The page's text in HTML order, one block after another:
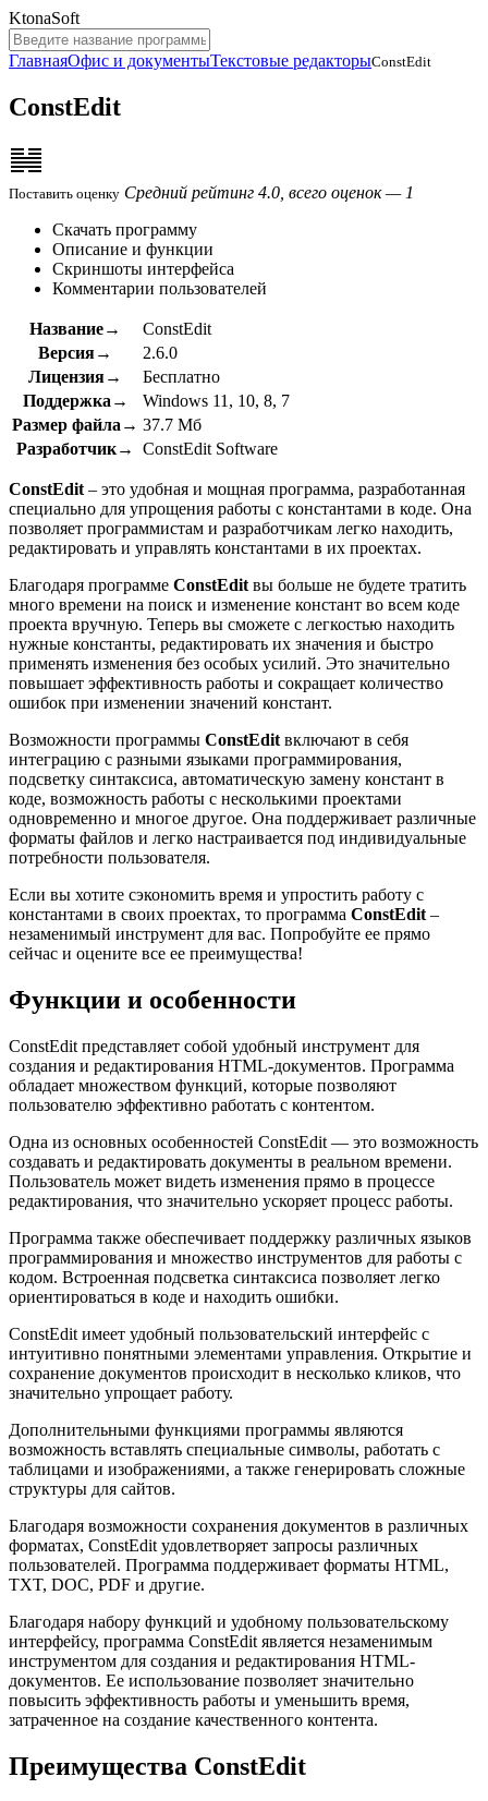
KtonaSoft
ГлавнаяОфис и документыТекстовые редакторыConstEdit
ConstEdit
Поставить оценку Средний рейтинг 4.0, всего оценок — 1
Скачать программу
Описание и функции
Скриншоты интерфейса
Комментарии пользователей
Название→
ConstEdit
Версия→
2.6.0
Лицензия→
Бесплатно
Поддержка→
Windows 11, 10, 8, 7
Размер файла→ 37.7 Мб
Разработчик→
ConstEdit Software
ConstEdit – это удобная и мощная программа, разработанная
специально для упрощения работы с константами в коде. Она
позволяет программистам и разработчикам легко находить,
редактировать и управлять константами в их проектах.
Благодаря программе ConstEdit вы больше не будете тратить
много времени на поиск и изменение констант во всем коде
проекта вручную. Теперь вы сможете с легкостью находить
нужные константы, редактировать их значения и быстро
применять изменения без особых усилий. Это значительно
повышает эффективность работы и сокращает количество
ошибок при изменении значений констант.
Возможности программы ConstEdit включают в себя
интеграцию с разными языками программирования,
подсветку синтаксиса, автоматическую замену констант в
коде, возможность работы с несколькими проектами
одновременно и многое другое. Она поддерживает различные
форматы файлов и легко настраивается под индивидуальные
потребности пользователя.
Если вы хотите сэкономить время и упростить работу с
константами в своих проектах, то программа ConstEdit –
незаменимый инструмент для вас. Попробуйте ее прямо
сейчас и оцените все ее преимущества!
Функции и особенности
ConstEdit представляет собой удобный инструмент для
создания и редактирования HTML-документов. Программа
обладает множеством функций, которые позволяют
пользователю эффективно работать с контентом.
Одна из основных особенностей ConstEdit — это возможность
создавать и редактировать документы в реальном времени.
Пользователь может видеть изменения прямо в процессе
редактирования, что значительно ускоряет процесс работы.
Программа также обеспечивает поддержку различных языков
программирования и множество инструментов для работы с
кодом. Встроенная подсветка синтаксиса позволяет легко
ориентироваться в коде и находить ошибки.
ConstEdit имеет удобный пользовательский интерфейс с
интуитивно понятными элементами управления. Открытие и
сохранение документов происходит в несколько кликов, что
значительно упрощает работу.
Дополнительными функциями программы являются
возможность вставлять специальные символы, работать с
таблицами и изображениями, а также генерировать сложные
структуры для сайтов.
Благодаря возможности сохранения документов в различных
форматах, ConstEdit удовлетворяет запросы различных
пользователей. Программа поддерживает форматы HTML,
TXT, DOC, PDF и другие.
Благодаря набору функций и удобному пользовательскому
интерфейсу, программа ConstEdit является незаменимым
инструментом для создания и редактирования HTML-
документов. Ее использование позволяет значительно
повысить эффективность работы и уменьшить время,
затраченное на создание качественного контента.
Преимущества ConstEdit